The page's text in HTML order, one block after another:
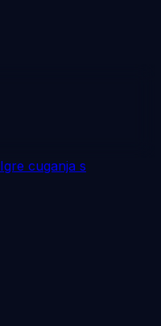
Igre cuganja s